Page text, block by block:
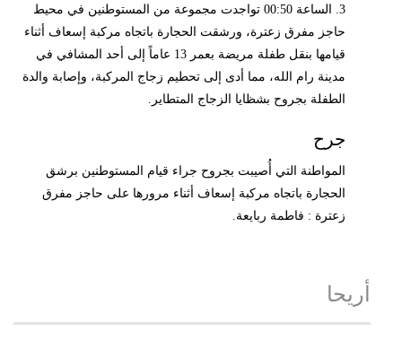
3. الساعة 00:50 تواجدت مجموعة من المستوطنين في محيط
حاجز مفرق زعترة، ورشقت الحجارة باتجاه مركبة إسعاف أثناء
قيامها بنقل طفلة مريضة بعمر 13 عاماً إلى أحد المشافي في
مدينة رام الله، مما أدى إلى تحطيم زجاج المركبة، وإصابة والدة
الطفلة بجروح بشظايا الزجاج المتطاير.
جرح
المواطنة التي أُصيبت بجروح جراء قيام المستوطنين برشق
الحجارة باتجاه مركبة إسعاف أثناء مرورها على حاجز مفرق
زعترة : فاطمة ربايعة.
أريحا